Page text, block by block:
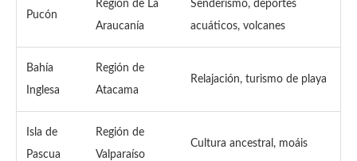
Pucón
Región de La
Araucanía
Senderismo, deportes
acuáticos, volcanes
Bahía
Inglesa
Región de
Atacama
Relajación, turismo de playa
Isla de
Pascua
Región de
Valparaíso
Cultura ancestral, moáis